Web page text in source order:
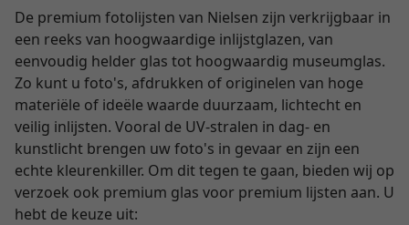
De premium fotolijsten van Nielsen zijn verkrijgbaar in
een reeks van hoogwaardige inlijstglazen, van
eenvoudig helder glas tot hoogwaardig museumglas.
Zo kunt u foto's, afdrukken of originelen van hoge
materiële of ideële waarde duurzaam, lichtecht en
veilig inlijsten. Vooral de UV-stralen in dag- en
kunstlicht brengen uw foto's in gevaar en zijn een
echte kleurenkiller. Om dit tegen te gaan, bieden wij op
verzoek ook premium glas voor premium lijsten aan. U
hebt de keuze uit: